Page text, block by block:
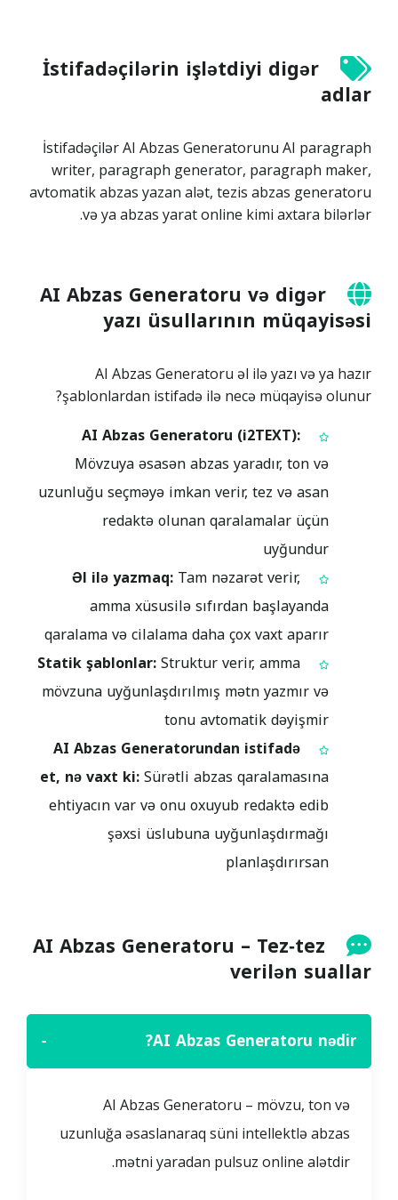
İstifadəçilərin işlətdiyi digər
adlar
İstifadəçilər AI Abzas Generatorunu AI paragraph
writer, paragraph generator, paragraph maker,
avtomatik abzas yazan alət, tezis abzas generatoru
və ya abzas yarat online kimi axtara bilərlər.
AI Abzas Generatoru və digər
yazı üsullarının müqayisəsi
AI Abzas Generatoru əl ilə yazı və ya hazır
şablonlardan istifadə ilə necə müqayisə olunur?
AI Abzas Generatoru (i2TEXT):
Mövzuya əsasən abzas yaradır, ton və
uzunluğu seçməyə imkan verir, tez və asan
redaktə olunan qaralamalar üçün
uyğundur
Əl ilə yazmaq:Tam nəzarət verir,
amma xüsusilə sıfırdan başlayanda
qaralama və cilalama daha çox vaxt aparır
Statik şablonlar:Struktur verir, amma
mövzuna uyğunlaşdırılmış mətn yazmır və
tonu avtomatik dəyişmir
AI Abzas Generatorundan istifadə
et, nə vaxt ki:Sürətli abzas qaralamasına
ehtiyacın var və onu oxuyub redaktə edib
şəxsi üslubuna uyğunlaşdırmağı
planlaşdırırsan
AI Abzas Generatoru – Tez‑tez
verilən suallar
AI Abzas Generatoru nədir?
−
AI Abzas Generatoru – mövzu, ton və
uzunluğa əsaslanaraq süni intellektlə abzas
mətni yaradan pulsuz online alətdir.